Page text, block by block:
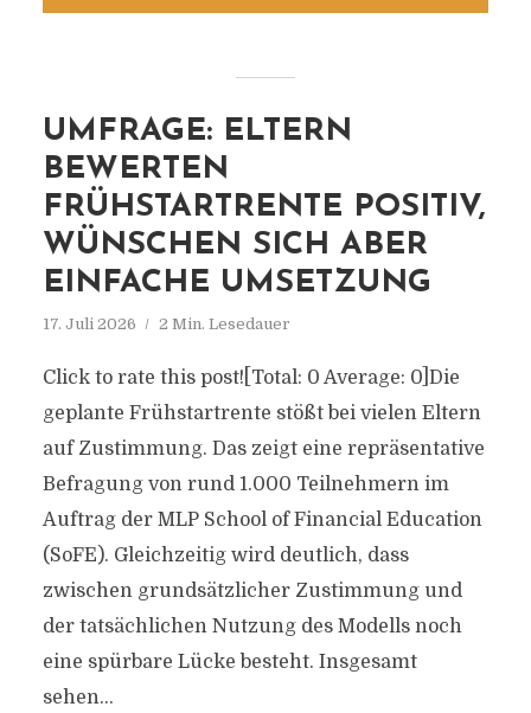
UMFRAGE: ELTERN
BEWERTEN
FRÜHSTARTRENTE POSITIV,
WÜNSCHEN SICH ABER
EINFACHE UMSETZUNG
17. Juli 2026 2 Min. Lesedauer
Click to rate this post![Total: 0 Average: 0]Die
geplante Frühstartrente stößt bei vielen Eltern
auf Zustimmung. Das zeigt eine repräsentative
Befragung von rund 1.000 Teilnehmern im
Auftrag der MLP School of Financial Education
(SoFE). Gleichzeitig wird deutlich, dass
zwischen grundsätzlicher Zustimmung und
der tatsächlichen Nutzung des Modells noch
eine spürbare Lücke besteht. Insgesamt
sehen...